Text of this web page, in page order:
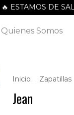
DE SALE 🔥
Quienes Somos
Inicio . Zapatillas
Jean